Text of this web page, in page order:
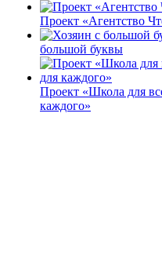
Проект «Агентство
большой буквы
Проект «Школа для
каждого»